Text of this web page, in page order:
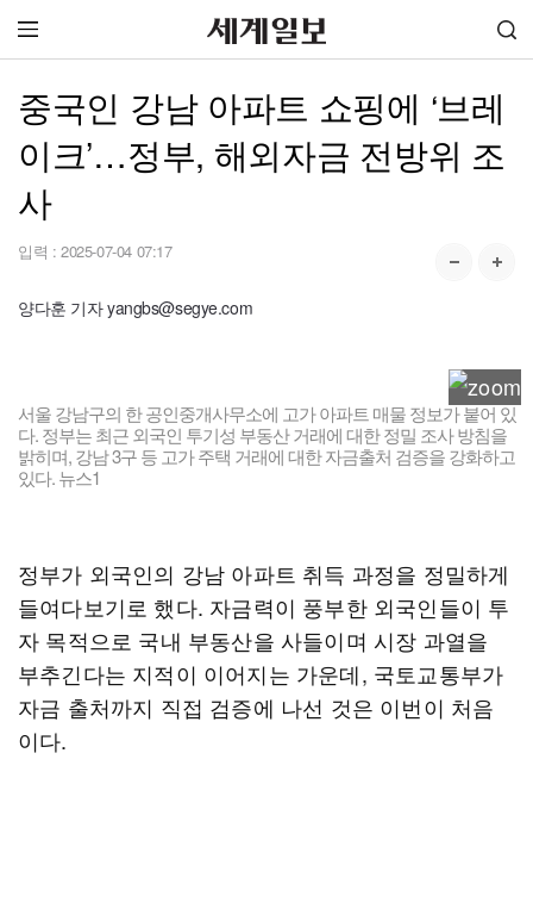
중국인 강남 아파트 쇼핑에 ‘브레
이크’…정부, 해외자금 전방위 조
사
입력 : 2025-07-04 07:17
양다훈 기자 yangbs@segye.com
서울 강남구의 한 공인중개사무소에 고가 아파트 매물 정보가 붙어 있
다. 정부는 최근 외국인 투기성 부동산 거래에 대한 정밀 조사 방침을
밝히며, 강남 3구 등 고가 주택 거래에 대한 자금출처 검증을 강화하고
있다. 뉴스1
정부가 외국인의 강남 아파트 취득 과정을 정밀하게
들여다보기로 했다. 자금력이 풍부한 외국인들이 투
자 목적으로 국내 부동산을 사들이며 시장 과열을
부추긴다는 지적이 이어지는 가운데, 국토교통부가
자금 출처까지 직접 검증에 나선 것은 이번이 처음
이다.